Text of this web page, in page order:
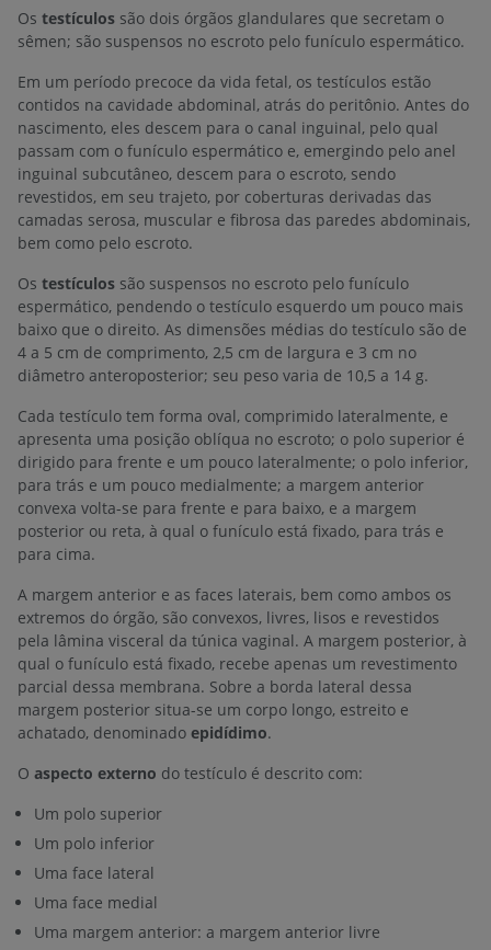
Os testículos são dois órgãos glandulares que secretam o
sêmen; são suspensos no escroto pelo funículo espermático.
Em um período precoce da vida fetal, os testículos estão
contidos na cavidade abdominal, atrás do peritônio. Antes do
nascimento, eles descem para o canal inguinal, pelo qual
passam com o funículo espermático e, emergindo pelo anel
inguinal subcutâneo, descem para o escroto, sendo
revestidos, em seu trajeto, por coberturas derivadas das
camadas serosa, muscular e fibrosa das paredes abdominais,
bem como pelo escroto.
Os testículos são suspensos no escroto pelo funículo
espermático, pendendo o testículo esquerdo um pouco mais
baixo que o direito. As dimensões médias do testículo são de
4 a 5 cm de comprimento, 2,5 cm de largura e 3 cm no
diâmetro anteroposterior; seu peso varia de 10,5 a 14 g.
Cada testículo tem forma oval, comprimido lateralmente, e
apresenta uma posição oblíqua no escroto; o polo superior é
dirigido para frente e um pouco lateralmente; o polo inferior,
para trás e um pouco medialmente; a margem anterior
convexa volta-se para frente e para baixo, e a margem
posterior ou reta, à qual o funículo está fixado, para trás e
para cima.
A margem anterior e as faces laterais, bem como ambos os
extremos do órgão, são convexos, livres, lisos e revestidos
pela lâmina visceral da túnica vaginal. A margem posterior, à
qual o funículo está fixado, recebe apenas um revestimento
parcial dessa membrana. Sobre a borda lateral dessa
margem posterior situa-se um corpo longo, estreito e
achatado, denominado epidídimo.
O aspecto externo do testículo é descrito com:
Um polo superior
Um polo inferior
Uma face lateral
Uma face medial
Uma margem anterior: a margem anterior livre